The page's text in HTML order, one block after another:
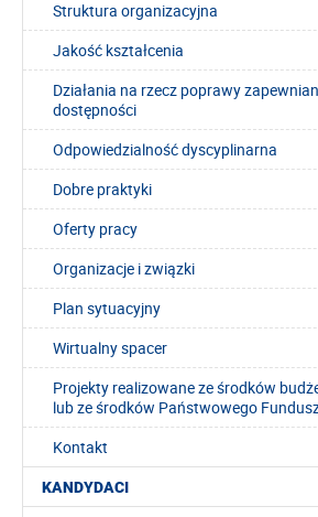
Struktura organizacyjna
Jakość kształcenia
Działania na rzecz poprawy
dostępności
Odpowiedzialność dyscyplinarna
Dobre praktyki
Oferty pracy
Organizacje i związki
Plan sytuacyjny
Wirtualny spacer
Projekty realizowane ze środków
lub ze środków Państwowego
Kontakt
KANDYDACI